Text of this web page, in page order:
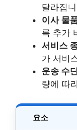
달라집
이사 물
록 추가
서비스
가 서비
운송 수
량에 따
요소